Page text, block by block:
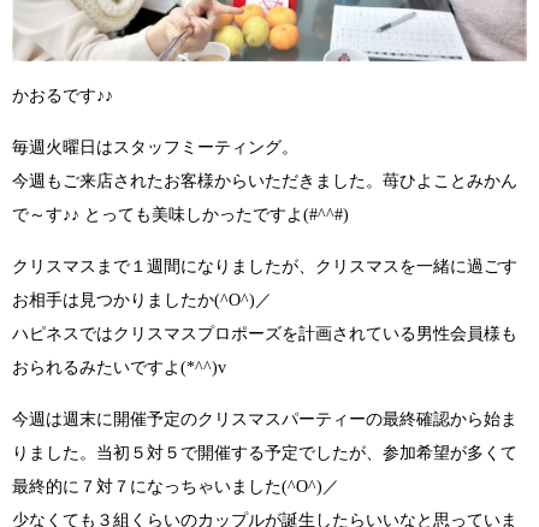
かおるです♪♪
毎週火曜日はスタッフミーティング。
今週もご来店されたお客様からいただきました。苺ひよことみかん
で～す♪♪ とっても美味しかったですよ (#^^#)
クリスマスまで１週間になりましたが、クリスマスを一緒に過ごす
お相手は見つかりましたか(^O^)／
ハピネスではクリスマスプロポーズを計画されている男性会員様も
おられるみたいですよ (*^^)v
今週は週末に開催予定のクリスマスパーティーの最終確認から始ま
りました。当初５対５で開催する予定でしたが、参加希望が多くて
最終的に７対７になっちゃいました(^O^)／
少なくても３組くらいのカップルが誕生したらいいなと思っていま